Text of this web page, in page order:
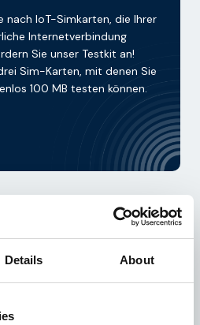
Details About
nach IoT-Simkarten, die Ihrer
Internetverbindung
Sie unser Testkit an!
Sim-Karten, mit denen Sie
100 MB testen können.
brochure
nach einem geeigneten IoT-
über unsere